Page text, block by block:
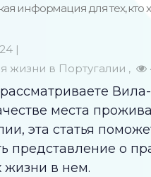
информация для тех, кто
|
жизни в Португалии
места
эта статья
представление о
жизни в нем.